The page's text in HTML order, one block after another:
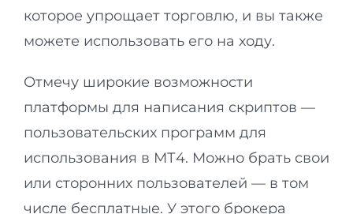
которое упрощает торговлю, и вы также
можете использовать его на ходу.
Отмечу широкие возможности
платформы для написания скриптов —
пользовательских программ для
использования в МТ4. Можно брать свои
или сторонних пользователей — в том
числе бесплатные. У этого брокера